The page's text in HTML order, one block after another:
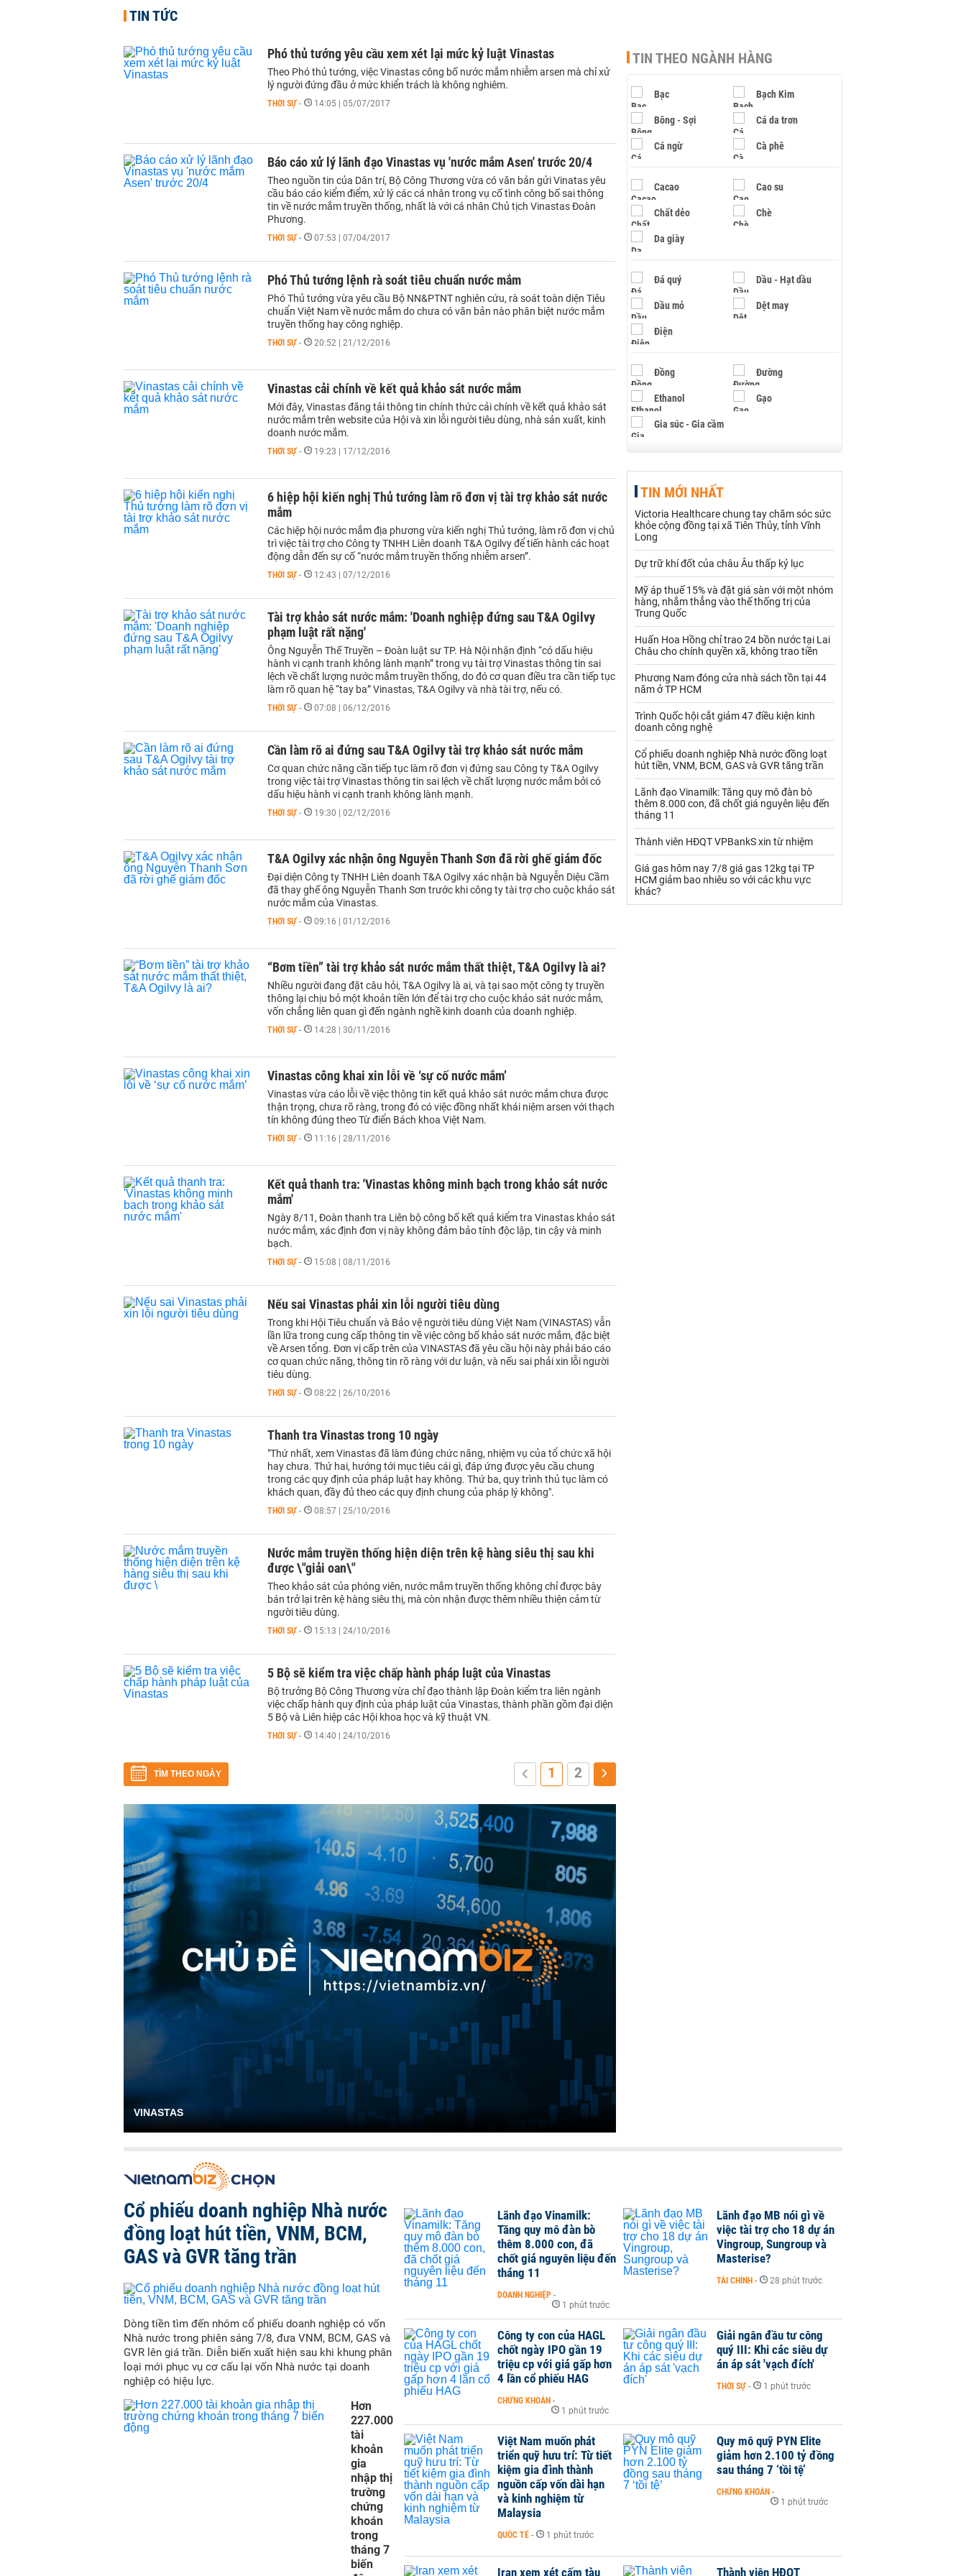
TIN TỨC
Phó thủ tướng yêu cầu xem xét lại mức kỷ luật Vinastas
Theo Phó thủ tướng, việc Vinastas công bố nước mắm nhiễm arsen mà chỉ xử
lý người đứng đầu ở mức khiển trách là không nghiêm.
THỜI SỰ - 14:05 | 05/07/2017
Báo cáo xử lý lãnh đạo Vinastas vụ 'nước mắm Asen' trước 20/4
Theo nguồn tin của Dân trí, Bộ Công Thương vừa có văn bản gửi Vinatas yêu
cầu báo cáo kiểm điểm, xử lý các cá nhân trong vụ cố tình công bố sai thông
tin về nước mắm truyền thống, nhất là với cá nhân Chủ tịch Vinastas Đoàn
Phương.
THỜI SỰ - 07:53 | 07/04/2017
Phó Thủ tướng lệnh rà soát tiêu chuẩn nước mắm
Phó Thủ tướng vừa yêu cầu Bộ NN&PTNT nghiên cứu, rà soát toàn diện Tiêu
chuẩn Việt Nam về nước mắm do chưa có văn bản nào phân biệt nước mắm
truyền thống hay công nghiệp.
THỜI SỰ - 20:52 | 21/12/2016
Vinastas cải chính về kết quả khảo sát nước mắm
Mới đây, Vinastas đăng tải thông tin chính thức cải chính về kết quả khảo sát
nước mắm trên website của Hội và xin lỗi người tiêu dùng, nhà sản xuất, kinh
doanh nước mắm.
THỜI SỰ - 19:23 | 17/12/2016
6 hiệp hội kiến nghị Thủ tướng làm rõ đơn vị tài trợ khảo sát nước
mắm
Các hiệp hội nước mắm địa phương vừa kiến nghị Thủ tướng, làm rõ đơn vị chủ
trì việc tài trợ cho Công ty TNHH Liên doanh T&A Ogilvy để tiến hành các hoạt
động dẫn đến sự cố “nước mắm truyền thống nhiễm arsen”.
THỜI SỰ - 12:43 | 07/12/2016
Tài trợ khảo sát nước mắm: 'Doanh nghiệp đứng sau T&A Ogilvy
phạm luật rất nặng'
Ông Nguyễn Thế Truyền – Đoàn luật sư TP. Hà Nội nhận định “có dấu hiệu
hành vi cạnh tranh không lành mạnh” trong vụ tài trợ Vinastas thông tin sai
lệch về chất lượng nước mắm truyền thống, do đó cơ quan điều tra cần tiếp tục
làm rõ quan hệ “tay ba” Vinastas, T&A Ogilvy và nhà tài trợ, nếu có.
THỜI SỰ - 07:08 | 06/12/2016
Cần làm rõ ai đứng sau T&A Ogilvy tài trợ khảo sát nước mắm
Cơ quan chức năng cần tiếp tục làm rõ đơn vị đứng sau Công ty T&A Ogilvy
trong việc tài trợ Vinastas thông tin sai lệch về chất lượng nước mắm bởi có
dấu hiệu hành vi cạnh tranh không lành mạnh.
THỜI SỰ - 19:30 | 02/12/2016
T&A Ogilvy xác nhận ông Nguyễn Thanh Sơn đã rời ghế giám đốc
Đại diện Công ty TNHH Liên doanh T&A Ogilvy xác nhận bà Nguyễn Diệu Cầm
đã thay ghế ông Nguyễn Thanh Sơn trước khi công ty tài trợ cho cuộc khảo sát
nước mắm của Vinastas.
THỜI SỰ - 09:16 | 01/12/2016
“Bơm tiền” tài trợ khảo sát nước mắm thất thiệt, T&A Ogilvy là ai?
Nhiều người đang đặt câu hỏi, T&A Ogilvy là ai, và tại sao một công ty truyền
thông lại chịu bỏ một khoản tiền lớn để tài trợ cho cuộc khảo sát nước mắm,
vốn chẳng liên quan gì đến ngành nghề kinh doanh của doanh nghiệp.
THỜI SỰ - 14:28 | 30/11/2016
Vinastas công khai xin lỗi về ‘sự cố nước mắm’
Vinastas vừa cáo lỗi về việc thông tin kết quả khảo sát nước mắm chưa được
thận trọng, chưa rõ ràng, trong đó có việc đồng nhất khái niệm arsen với thạch
tín không đúng theo Từ điển Bách khoa Việt Nam.
THỜI SỰ - 11:16 | 28/11/2016
Kết quả thanh tra: 'Vinastas không minh bạch trong khảo sát nước
mắm'
Ngày 8/11, Đoàn thanh tra Liên bộ công bố kết quả kiểm tra Vinastas khảo sát
nước mắm, xác định đơn vị này không đảm bảo tính độc lập, tin cậy và minh
bạch.
THỜI SỰ - 15:08 | 08/11/2016
Nếu sai Vinastas phải xin lỗi người tiêu dùng
Trong khi Hội Tiêu chuẩn và Bảo vệ người tiêu dùng Việt Nam (VINASTAS) vẫn
lần lữa trong cung cấp thông tin về việc công bố khảo sát nước mắm, đặc biệt
về Arsen tổng. Đơn vị cấp trên của VINASTAS đã yêu cầu hội này phải báo cáo
cơ quan chức năng, thông tin rõ ràng với dư luận, và nếu sai phải xin lỗi người
tiêu dùng.
THỜI SỰ - 08:22 | 26/10/2016
Thanh tra Vinastas trong 10 ngày
"Thứ nhất, xem Vinastas đã làm đúng chức năng, nhiệm vụ của tổ chức xã hội
hay chưa. Thứ hai, hướng tới mục tiêu cái gì, đáp ứng được yêu cầu chung
trong các quy định của pháp luật hay không. Thứ ba, quy trình thủ tục làm có
khách quan, đầy đủ theo các quy định chung của pháp lý không".
THỜI SỰ - 08:57 | 25/10/2016
Nước mắm truyền thống hiện diện trên kệ hàng siêu thị sau khi
được \"giải oan\"
Theo khảo sát của phóng viên, nước mắm truyền thống không chỉ được bày
bán trở lại trên kệ hàng siêu thị, mà còn nhận được thêm nhiều thiện cảm từ
người tiêu dùng.
THỜI SỰ - 15:13 | 24/10/2016
5 Bộ sẽ kiểm tra việc chấp hành pháp luật của Vinastas
Bộ trưởng Bộ Công Thương vừa chỉ đạo thành lập Đoàn kiểm tra liên ngành
việc chấp hành quy định của pháp luật của Vinastas, thành phần gồm đại diện
5 Bộ và Liên hiệp các Hội khoa học và kỹ thuật VN.
THỜI SỰ - 14:40 | 24/10/2016
TÌM THEO NGÀY 1 2
VINASTAS
TIN THEO NGÀNH HÀNG
Bạc Bạch Kim
Bông - Sợi Cá da trơn
Cá ngừ Cà phê
Cacao Cao su
Chất dẻo Chè
Da giày
Đá quý Dầu - Hạt dầu
Dầu mỏ Dệt may
Điện
Đồng Đường
Ethanol Gạo
Gia súc - Gia cầm
Hạt điều
Khí đốt
Kim loại khác Mắc ca
Muối Ngũ cốc
Nhựa - Hạt nhựa
Palladium Phân bón
Rau - Củ -Quả Sắt thép
Sữa
Than Thức ăn chăn nuôi
Thủy hải sản khác Tôm
Vàng
VLXD khác Xăng dầu
Xi măng - Clynker
TIN MỚI NHẤT
Victoria Healthcare chung tay chăm sóc sức
khỏe cộng đồng tại xã Tiên Thủy, tỉnh Vĩnh
Long
Dự trữ khí đốt của châu Âu thấp kỷ lục
Mỹ áp thuế 15% và đặt giá sàn với một nhóm
hàng, nhắm thẳng vào thế thống trị của
Trung Quốc
Huấn Hoa Hồng chỉ trao 24 bồn nước tại Lai
Châu cho chính quyền xã, không trao tiền
Phương Nam đóng cửa nhà sách tồn tại 44
năm ở TP HCM
Trình Quốc hội cắt giảm 47 điều kiện kinh
doanh công nghệ
Cổ phiếu doanh nghiệp Nhà nước đồng loạt
hút tiền, VNM, BCM, GAS và GVR tăng trần
Lãnh đạo Vinamilk: Tăng quy mô đàn bò
thêm 8.000 con, đã chốt giá nguyên liệu đến
tháng 11
Thành viên HĐQT VPBankS xin từ nhiệm
Giá gas hôm nay 7/8 giá gas 12kg tại TP
HCM giảm bao nhiêu so với các khu vực
khác?
Cổ phiếu doanh nghiệp Nhà nước
đồng loạt hút tiền, VNM, BCM,
GAS và GVR tăng trần
Dòng tiền tìm đến nhóm cổ phiếu doanh nghiệp có vốn
Nhà nước trong phiên sáng 7/8, đưa VNM, BCM, GAS và
GVR lên giá trần. Diễn biến xuất hiện sau khi khung phân
loại mới phục vụ cơ cấu lại vốn Nhà nước tại doanh
nghiệp có hiệu lực.
Hơn
227.000
tài
khoản
gia
nhập thị
trường
chứng
khoán
trong
tháng 7
biến
Lãnh đạo Vinamilk:
Tăng quy mô đàn bò
thêm 8.000 con, đã
chốt giá nguyên liệu đến
tháng 11
DOANH NGHIỆP -
1 phút trước
Lãnh đạo MB nói gì về
việc tài trợ cho 18 dự án
Vingroup, Sungroup và
Masterise?
TÀI CHÍNH - 28 phút trước
Công ty con của HAGL
chốt ngày IPO gần 19
triệu cp với giá gấp hơn
4 lần cổ phiếu HAG
CHỨNG KHOÁN -
1 phút trước
Giải ngân đầu tư công
quý III: Khi các siêu dự
án áp sát 'vạch đích'
THỜI SỰ - 1 phút trước
Việt Nam muốn phát
triển quỹ hưu trí: Từ tiết
kiệm gia đình thành
nguồn cấp vốn dài hạn
và kinh nghiệm từ
Malaysia
QUỐC TẾ - 1 phút trước
Quy mô quỹ PYN Elite
giảm hơn 2.100 tỷ đồng
sau tháng 7 ‘tồi tệ’
CHỨNG KHOÁN -
1 phút trước
Iran xem xét cấm tàu Thành viên HĐQT